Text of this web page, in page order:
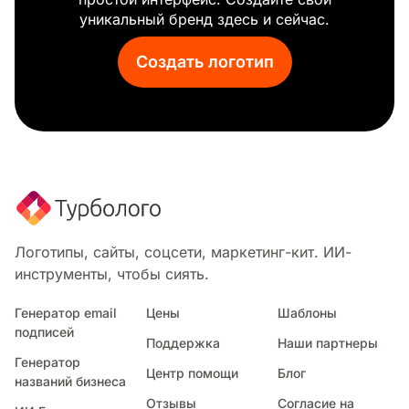
Меркурий
уникальный бренд здесь и сейчас.
Создать логотип
Логотипы, сайты, соцсети, маркетинг-кит. ИИ-
инструменты, чтобы сиять.
Генератор email
подписей
Генератор
названий бизнеса
Цены
Поддержка
Центр помощи
Отзывы
Шаблоны
Наши партнеры
Блог
Согласие на